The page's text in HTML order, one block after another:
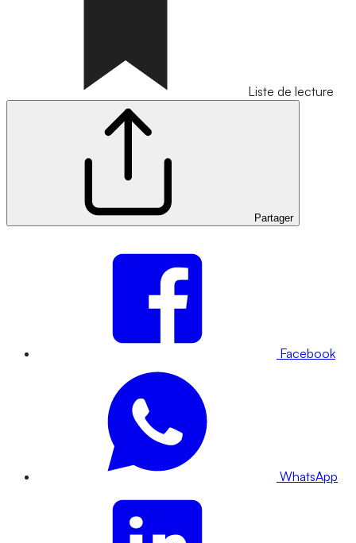
Liste de lecture
Partager
Facebook
WhatsApp